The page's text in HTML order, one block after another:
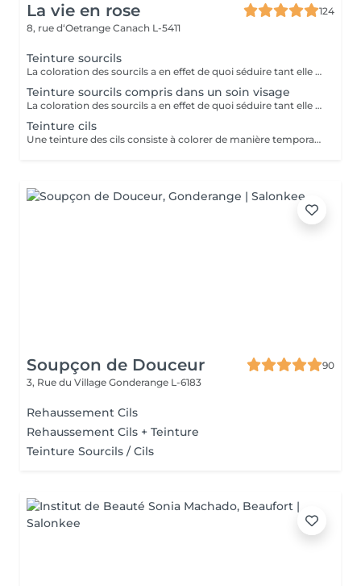
La vie en rose
124
8, rue d‘Oetrange Canach L-5411
Teinture sourcils
La coloration des sourcils a en effet de quoi séduire tant elle met les yeux en valeur : elle permet, avec un temps de pose très court, de définir une jolie ligne et de créer une impression de sourcils fournis, à la couleur intense, le tout pour une tenue d'environ trois semaines.
Teinture sourcils compris dans un soin visage
La coloration des sourcils a en effet de quoi séduire tant elle met les yeux en valeur : elle permet, avec un temps de pose très court, de définir une jolie ligne et de créer une impression de sourcils fournis, à la couleur intense, le tout pour une tenue d'environ trois semaines.
Teinture cils
Une teinture des cils consiste à colorer de manière temporaire, entre 3 semaines à un mois, les cils tout en les gainant afin de faire ressortir leur couleur sans utiliser de maquillage. (Une teinture pour les cils ne peut cependant pas reproduire les effets d un mascara volume ou ayant pour but d allonger les cils. Dans ce cas, il est recommandé d appliquer du mascara sur les cils par-dessus la teinture pour les cils.)
Soupçon de Douceur
90
3, Rue du Village Gonderange L-6183
Rehaussement Cils
Rehaussement Cils + Teinture
Teinture Sourcils / Cils